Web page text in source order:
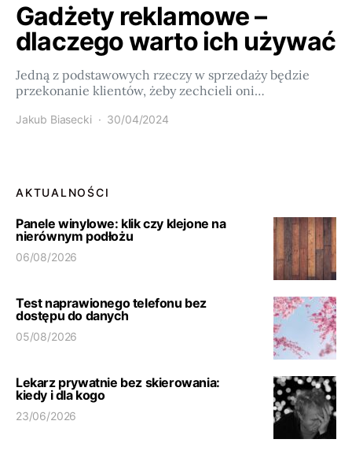
Gadżety reklamowe –
dlaczego warto ich używać
Jedną z podstawowych rzeczy w sprzedaży będzie
przekonanie klientów, żeby zechcieli oni…
Jakub Biasecki 30/04/2024
AKTUALNOŚCI
Panele winylowe: klik czy klejone na
nierównym podłożu
06/08/2026
Test naprawionego telefonu bez
dostępu do danych
05/08/2026
Lekarz prywatnie bez skierowania:
kiedy i dla kogo
23/06/2026